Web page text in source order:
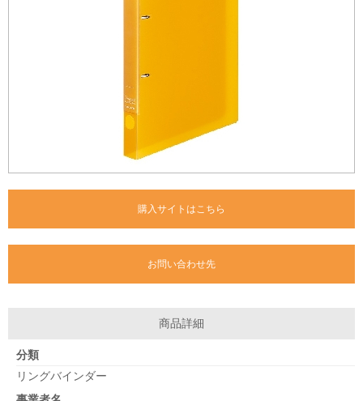
購入サイトはこちら
お問い合わせ先
商品詳細
分類
リングバインダー